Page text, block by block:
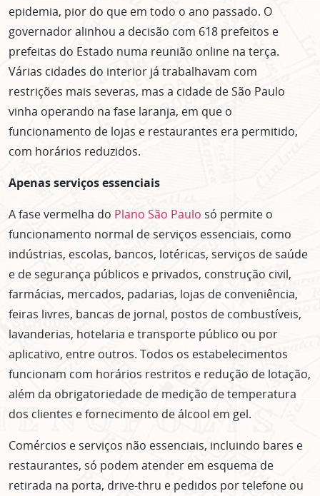
epidemia, pior do que em todo o ano passado. O
governador alinhou a decisão com 618 prefeitos e
prefeitas do Estado numa reunião online na terça.
Várias cidades do interior já trabalhavam com
restrições mais severas, mas a cidade de São Paulo
vinha operando na fase laranja, em que o
funcionamento de lojas e restaurantes era permitido,
com horários reduzidos.
Apenas serviços essenciais
A fase vermelha do Plano São Paulo só permite o
funcionamento normal de serviços essenciais, como
indústrias, escolas, bancos, lotéricas, serviços de saúde
e de segurança públicos e privados, construção civil,
farmácias, mercados, padarias, lojas de conveniência,
feiras livres, bancas de jornal, postos de combustíveis,
lavanderias, hotelaria e transporte público ou por
aplicativo, entre outros. Todos os estabelecimentos
funcionam com horários restritos e redução de lotação,
além da obrigatoriedade de medição de temperatura
dos clientes e fornecimento de álcool em gel.
Comércios e serviços não essenciais, incluindo bares e
restaurantes, só podem atender em esquema de
retirada na porta, drive-thru e pedidos por telefone ou